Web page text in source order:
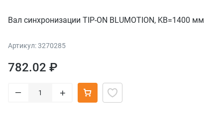
Вал синхронизации TIP-ON BLUMOTION, KB=1400 мм
Артикул: 3270285
782.02 ₽
– +